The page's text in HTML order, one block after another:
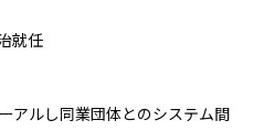
就任
アルし同業団体とのシステム間